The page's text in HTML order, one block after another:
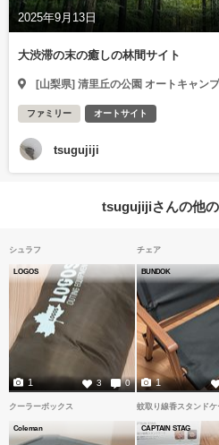
2025年9月13日
大渋滞の末の癒しの林間サイト
[山梨県] 清里丘の公園 オートキャン
ファミリー オートサイト
tsugujiji
tsugujijiさんの他
シュラフ
LOGOS
3 0
1
チェア
BUNDOK
1
クーラーボックス
Coleman
蚊取り線香スタンドケ
CAPTAIN STAG